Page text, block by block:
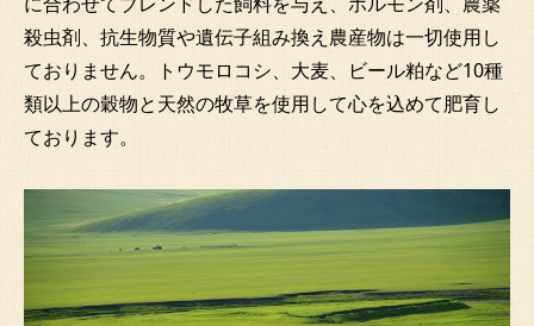
殺虫剤、抗生物質や遺伝子組み換え農産物は一切使用し
ておりません。
トウモロコシ、大麦、ビール粕など10種
類以上の穀物と天然の牧草を使用して心を込めて肥育し
ております。